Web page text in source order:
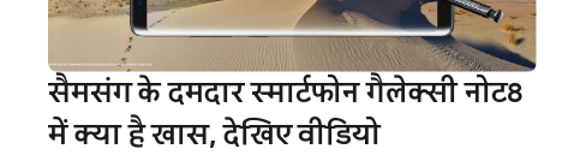
सैमसंग के दमदार स्मार्टफोन गैलेक्सी नोट8
में क्या है खास, देखिए वीडियो